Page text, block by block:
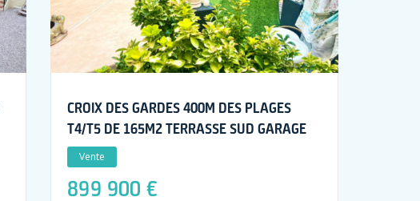
CROIX DES GARDES 400M DES PLAGES
T4/T5 DE 165M2 TERRASSE SUD GARAGE
Vente
899 900 €